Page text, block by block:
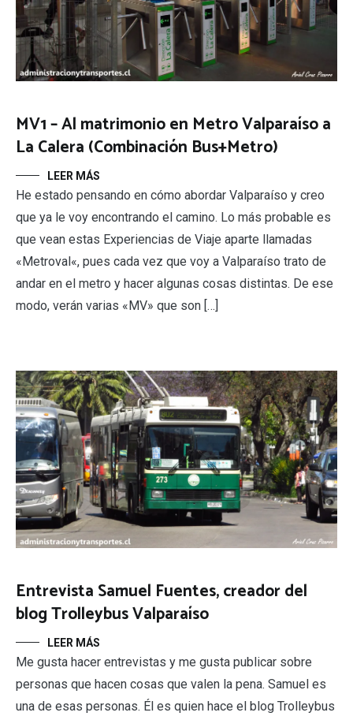
MV1 – Al matrimonio en Metro Valparaíso a
La Calera (Combinación Bus+Metro)
LEER MÁS
He estado pensando en cómo abordar Valparaíso y creo
que ya le voy encontrando el camino. Lo más probable es
que vean estas Experiencias de Viaje aparte llamadas
«Metroval«, pues cada vez que voy a Valparaíso trato de
andar en el metro y hacer algunas cosas distintas. De ese
modo, verán varias «MV» que son […]
Entrevista Samuel Fuentes, creador del
blog Trolleybus Valparaíso
LEER MÁS
Me gusta hacer entrevistas y me gusta publicar sobre
personas que hacen cosas que valen la pena. Samuel es
una de esas personas. Él es quien hace el blog Trolleybus